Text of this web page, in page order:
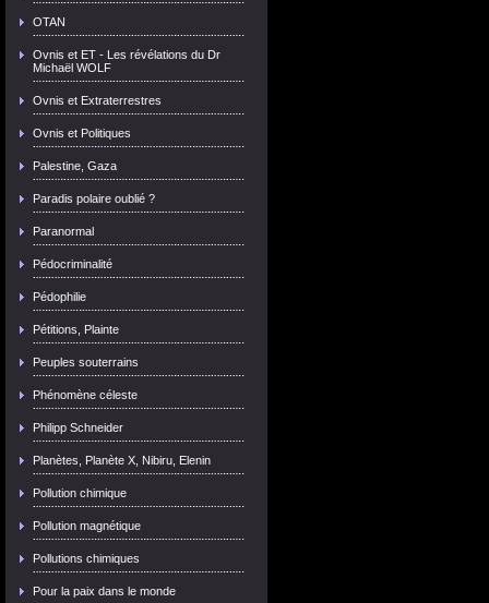
OTAN
Ovnis et ET - Les révélations du Dr
Michaël WOLF
Ovnis et Extraterrestres
Ovnis et Politiques
Palestine, Gaza
Paradis polaire oublié ?
Paranormal
Pédocriminalité
Pédophilie
Pétitions, Plainte
Peuples souterrains
Phénomène céleste
Philipp Schneider
Planètes, Planète X, Nibiru, Elenin
Pollution chimique
Pollution magnétique
Pollutions chimiques
Pour la paix dans le monde